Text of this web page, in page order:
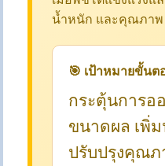
น้ำหนัก และคุณภาพ
🎯 เป้าหมายขั้น
กระตุ้นการอ
ขนาดผล เพิ่
ปรับปรุงคุณภ